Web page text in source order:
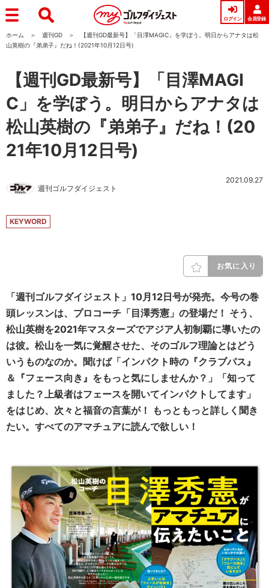
ログイン 会員登録
ホーム 週刊GD
【週刊GD最新号】「目澤MAGIC」を学ぼう。明日からアナタは松
山英樹の『弟弟子』だね！(2021年10月12日号)
【週刊GD最新号】「目澤MAGI
C」を学ぼう。明日からアナタは
松山英樹の『弟弟子』だね！(20
21年10月12日号)
週刊ゴルフダイジェスト
2021.09.27
KEYWORD
お気に入り
「週刊ゴルフダイジェスト」10月12日号が発売。今号の巻
頭レッスンは、プロコーチ「目澤秀憲」の登場だ！ そう、
松山英樹を2021年マスターズでアジア人初制覇に導いたの
は彼。松山を一気に覚醒させた、そのゴルフ理論とはどう
いうものなのか。聞けば「インパクト時の『クラブパス』
＆『フェース向き』をもっと気にしませんか？」「知って
ました？上級者はフェースを開いてインパクトしてます」
をはじめ、次々と福音の言葉が！ もっともっと詳しく聞き
たい。すべてのアマチュアに読んで欲しい！